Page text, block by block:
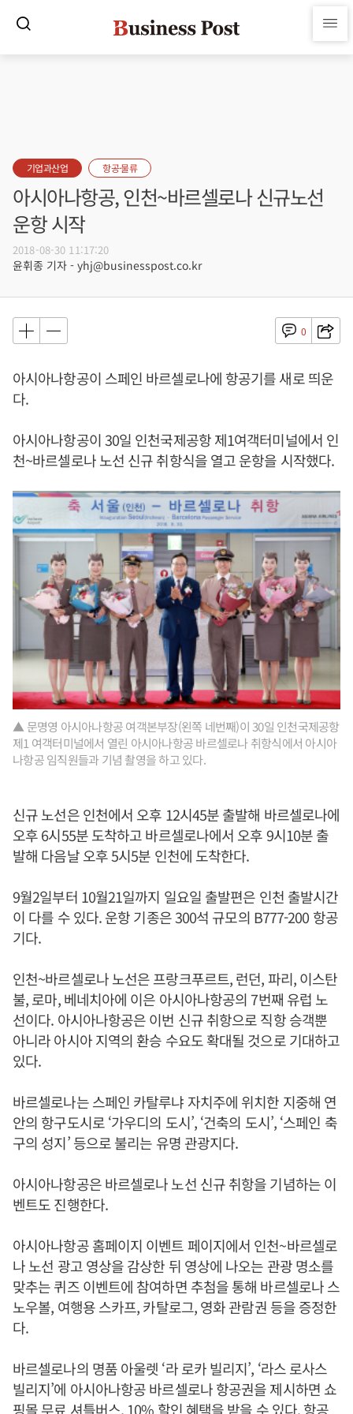
기업과산업 항공·물류
아시아나항공, 인천~바르셀로나 신규노선
운항 시작
2018-08-30 11:17:20
윤휘종 기자 - yhj@businesspost.co.kr
0
아시아나항공이 스페인 바르셀로나에 항공기를 새로 띄운
다.
아시아나항공이 30일 인천국제공항 제1여객터미널에서 인
천~바르셀로나 노선 신규 취항식을 열고 운항을 시작했다.
▲ 문명영 아시아나항공 여객본부장(왼쪽 네번째)이 30일 인천국제공항
제1 여객터미널에서 열린 아시아나항공 바르셀로나 취항식에서 아시아
나항공 임직원들과 기념 촬영을 하고 있다.
신규 노선은 인천에서 오후 12시45분 출발해 바르셀로나에
오후 6시55분 도착하고 바르셀로나에서 오후 9시10분 출
발해 다음날 오후 5시5분 인천에 도착한다.
9월2일부터 10월21일까지 일요일 출발편은 인천 출발시간
이 다를 수 있다. 운항 기종은 300석 규모의 B777-200 항공
기다.
인천~바르셀로나 노선은 프랑크푸르트, 런던, 파리, 이스탄
불, 로마, 베네치아에 이은 아시아나항공의 7번째 유럽 노
선이다. 아시아나항공은 이번 신규 취항으로 직항 승객뿐
아니라 아시아 지역의 환승 수요도 확대될 것으로 기대하고
있다.
바르셀로나는 스페인 카탈루냐 자치주에 위치한 지중해 연
안의 항구도시로 ‘가우디의 도시’, ‘건축의 도시’, ‘스페인 축
구의 성지’ 등으로 불리는 유명 관광지다.
아시아나항공은 바르셀로나 노선 신규 취항을 기념하는 이
벤트도 진행한다.
아시아나항공 홈페이지 이벤트 페이지에서 인천~바르셀로
나 노선 광고 영상을 감상한 뒤 영상에 나오는 관광 명소를
맞추는 퀴즈 이벤트에 참여하면 추첨을 통해 바르셀로나 스
노우볼, 여행용 스카프, 카탈로그, 영화 관람권 등을 증정한
다.
바르셀로나의 명품 아울렛 ‘라 로카 빌리지’, ‘라스 로사스
빌리지’에 아시아나항공 바르셀로나 항공권을 제시하면 쇼
핑몰 무료 셔틀버스, 10% 할인 혜택을 받을 수 있다. 항공